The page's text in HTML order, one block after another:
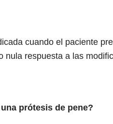
cuando el paciente
nula respuesta a las
prótesis de pene?